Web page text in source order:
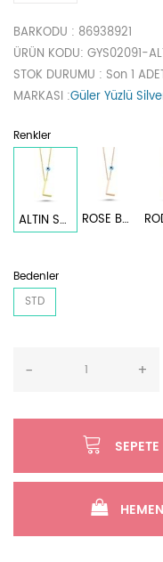
BARKODU : 86938921
ÜRÜN KODU: GYS02091-
STOK DURUMU : Son 1
MARKASI :Güler Yüzlü
Renkler
ALTIN SARI ROSE BAKIR
Bedenler
STD
- +
SEPETE